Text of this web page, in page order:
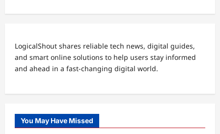
LogicalShout shares reliable tech news, digital guides,
and smart online solutions to help users stay informed
and ahead in a fast-changing digital world.
You May Have Missed